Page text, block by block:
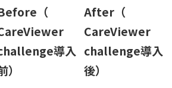
（
導入
）
After（
CareViewer
challenge導入
後）